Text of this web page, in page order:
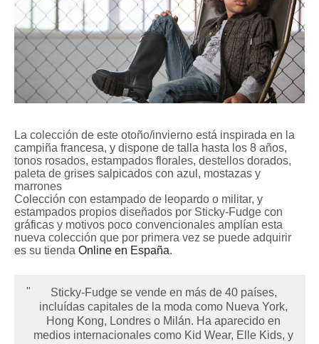
La colección de este otoño/invierno está inspirada en la
campiña francesa, y dispone de talla hasta los 8 años,
tonos rosados, estampados florales, destellos dorados,
paleta de grises salpicados con azul, mostazas y
marrones
Colección con estampado de leopardo o militar, y
estampados propios diseñados por Sticky-Fudge con
gráficas y motivos poco convencionales amplían esta
nueva colección que por primera vez se puede adquirir
es su tienda Online en España.
Sticky-Fudge se vende en más de 40 países,
incluídas capitales de la moda como Nueva York,
Hong Kong, Londres o Milán. Ha aparecido en
medios internacionales como Kid Wear, Elle Kids, y